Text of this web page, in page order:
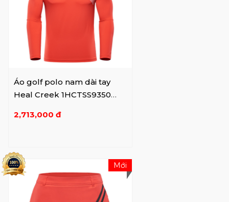
Áo golf polo nam dài tay
Heal Creek 1HCTSS9350
2,713,000 đ
Mới